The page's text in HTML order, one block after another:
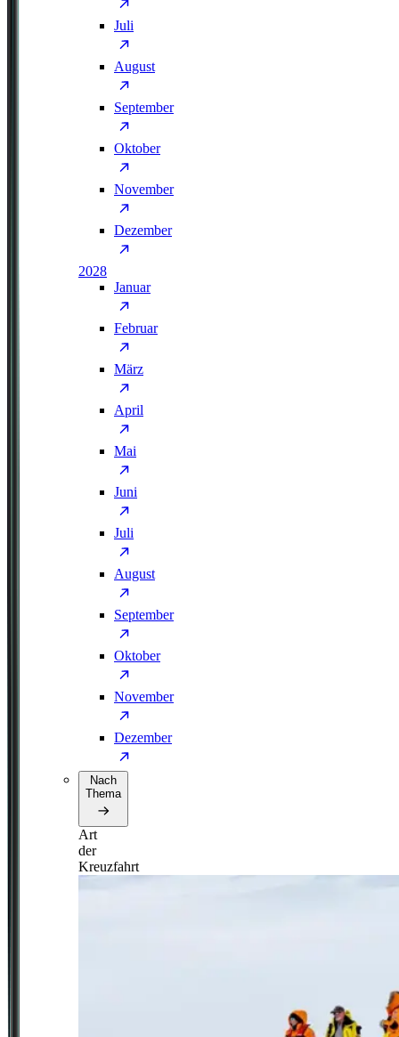
Juli
August
September
Oktober
November
Dezember
2028
Januar
Februar
März
April
Mai
Juni
Juli
August
September
Oktober
November
Dezember
Nach
Thema
Art
der
Kreuzfahrt